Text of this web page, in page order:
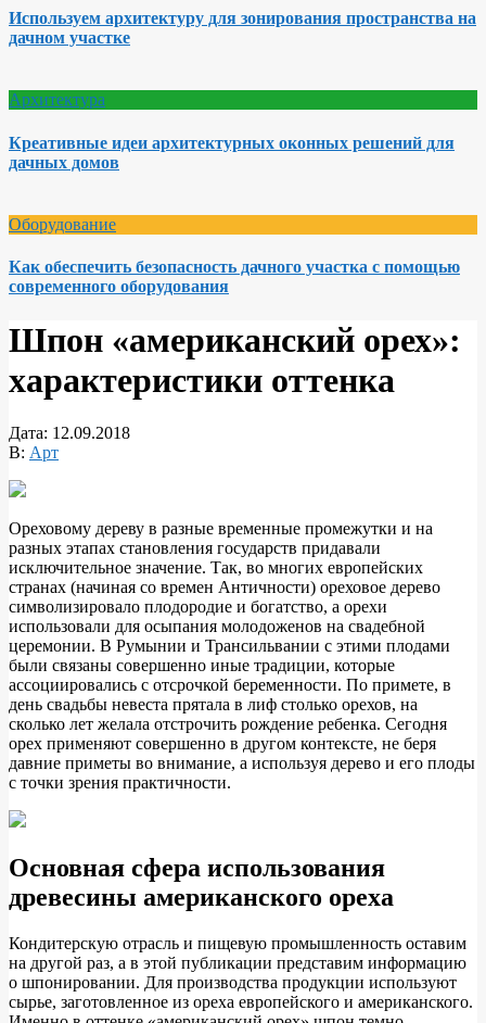
Используем архитектуру для зонирования пространства на
дачном участке
Архитектура
Креативные идеи архитектурных оконных решений для
дачных домов
Оборудование
Как обеспечить безопасность дачного участка с помощью
современного оборудования
Шпон «американский орех»:
характеристики оттенка
Дата: 12.09.2018
В: Арт
Ореховому дереву в разные временные промежутки и на
разных этапах становления государств придавали
исключительное значение. Так, во многих европейских
странах (начиная со времен Античности) ореховое дерево
символизировало плодородие и богатство, а орехи
использовали для осыпания молодоженов на свадебной
церемонии. В Румынии и Трансильвании с этими плодами
были связаны совершенно иные традиции, которые
ассоциировались с отсрочкой беременности. По примете, в
день свадьбы невеста прятала в лиф столько орехов, на
сколько лет желала отстрочить рождение ребенка. Сегодня
орех применяют совершенно в другом контексте, не беря
давние приметы во внимание, а используя дерево и его плоды
с точки зрения практичности.
Основная сфера использования
древесины американского ореха
Кондитерскую отрасль и пищевую промышленность оставим
на другой раз, а в этой публикации представим информацию
о шпонировании. Для производства продукции используют
сырье, заготовленное из ореха европейского и американского.